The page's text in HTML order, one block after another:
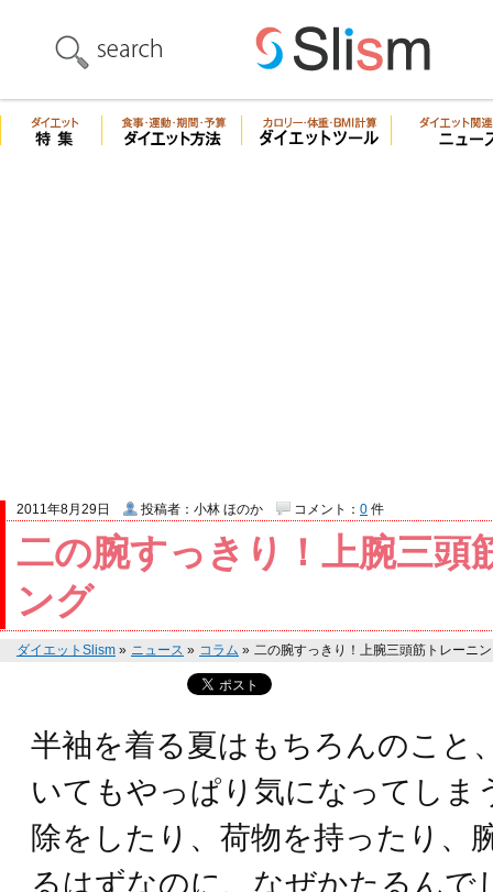
二の腕すっきり！上腕三頭
ング
2011年8月29日 投稿者：小林 ほのか コメント： 0 件
ダイエットSlism » ニュース » コラム » 二の腕すっきり！上腕三頭筋トレーニ
半袖を着る夏はもちろんのこと
いてもやっぱり気になってしま
除をしたり、荷物を持ったり、
るはずなのに、なぜかたるんで